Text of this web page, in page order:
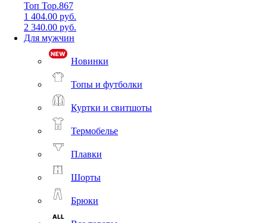
Топ Top.867
1 404.00 руб.
2 340.00 руб.
Для мужчин
Новинки
Топы и футболки
Куртки и свитшоты
Термобелье
Плавки
Шорты
Брюки